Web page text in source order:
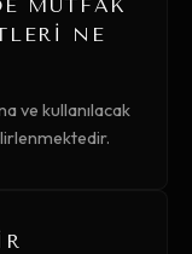
MUTFAK
NE
ve kullanılacak